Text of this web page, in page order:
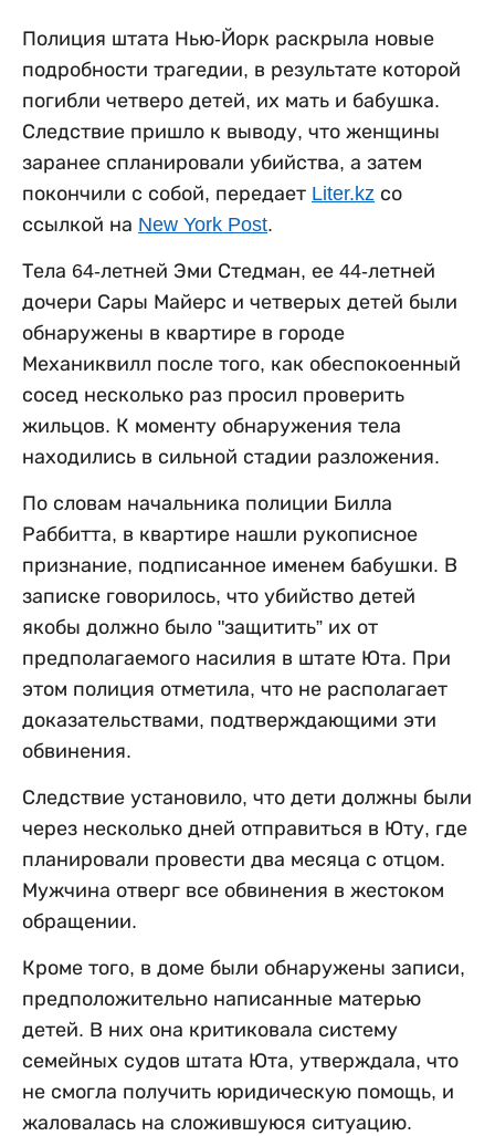
Полиция штата Нью-Йорк раскрыла новые
подробности трагедии, в результате которой
погибли четверо детей, их мать и бабушка.
Следствие пришло к выводу, что женщины
заранее спланировали убийства, а затем
покончили с собой, передает Liter.kz со
ссылкой на New York Post.
Тела 64-летней Эми Стедман, ее 44-летней
дочери Сары Майерс и четверых детей были
обнаружены в квартире в городе
Механиквилл после того, как обеспокоенный
сосед несколько раз просил проверить
жильцов. К моменту обнаружения тела
находились в сильной стадии разложения.
По словам начальника полиции Билла
Раббитта, в квартире нашли рукописное
признание, подписанное именем бабушки. В
записке говорилось, что убийство детей
якобы должно было "защитить” их от
предполагаемого насилия в штате Юта. При
этом полиция отметила, что не располагает
доказательствами, подтверждающими эти
обвинения.
Следствие установило, что дети должны были
через несколько дней отправиться в Юту, где
планировали провести два месяца с отцом.
Мужчина отверг все обвинения в жестоком
обращении.
Кроме того, в доме были обнаружены записи,
предположительно написанные матерью
детей. В них она критиковала систему
семейных судов штата Юта, утверждала, что
не смогла получить юридическую помощь, и
жаловалась на сложившуюся ситуацию.